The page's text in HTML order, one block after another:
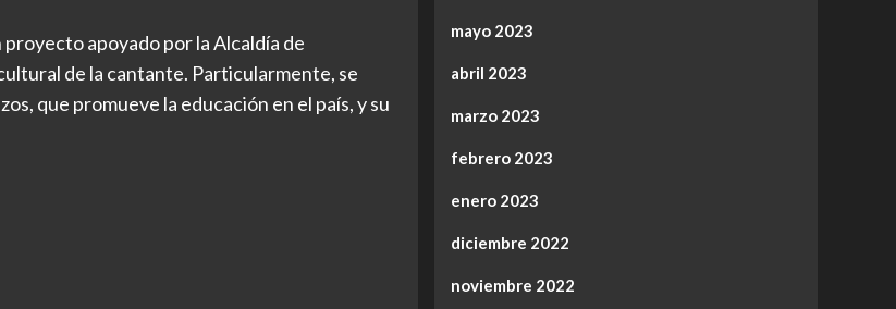
apoyado por la Alcaldía de
de la cantante. Particularmente, se
que promueve la educación en el país, y su
mayo 2023
abril 2023
marzo 2023
febrero 2023
enero 2023
diciembre 2022
noviembre 2022